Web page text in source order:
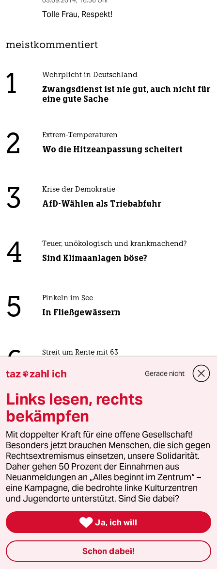
Tolle Frau, Respekt!
meistkommentiert
1 Wehrplicht in Deutschland
Zwangsdienst ist nie gut, auch nicht für
eine gute Sache
2 Extrem-Temperaturen
Wo die Hitzeanpassung scheitert
3 Krise der Demokratie
AfD-Wählen als Triebabfuhr
4 Teuer, unökologisch und krankmachend?
Sind Klimaanlagen böse?
5 Pinkeln im See
In Fließgewässern
6 Streit um Rente mit 63
taz
Folgen Sie uns
Ressorts
Politik
Öko
Gesellschaft
taz zahl ich Gerade nicht
Links lesen, rechts
bekämpfen
Mit doppelter Kraft für eine offene Gesellschaft!
Besonders jetzt brauchen Menschen, die sich gegen
Rechtsextremismus einsetzen, unsere Solidarität.
Daher gehen 50 Prozent der Einnahmen aus
Neuanmeldungen an „Alles beginnt im Zentrum“ –
eine Kampagne, die bedrohte linke Kulturzentren
und Jugendorte unterstützt. Sind Sie dabei?
 Ja, ich will
Schon dabei!